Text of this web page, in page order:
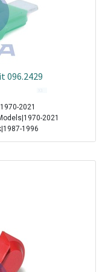
096.2429
2021
2021
1996
2003
2002